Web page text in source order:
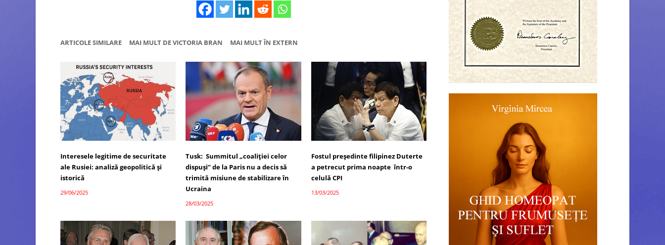
ARTICOLE SIMILARE MAI MULT DE VICTORIA BRAN MAI MULT ÎN EXTERN
Interesele legitime de securitate
ale Rusiei: analiză geopolitică și
istorică
29/06/2025
Tusk: Summitul „coaliției celor
dispuși” de la Paris nu a decis să
trimită misiune de stabilizare în
Ucraina
28/03/2025
Fostul președinte filipinez Duterte
a petrecut prima noapte într-o
celulă CPI
13/03/2025